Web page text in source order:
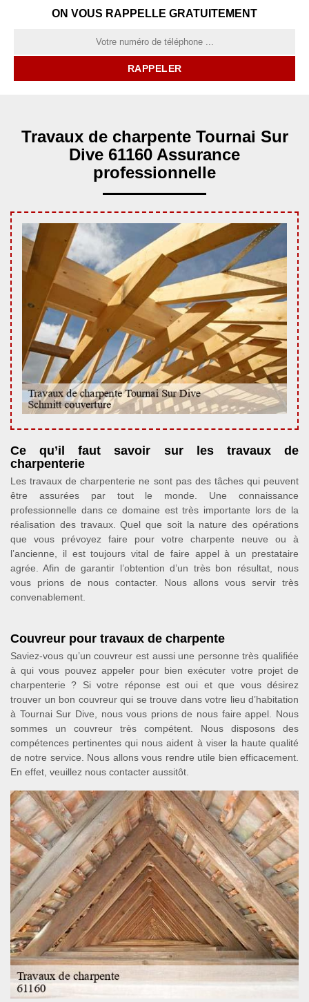
ON VOUS RAPPELLE GRATUITEMENT
Travaux de charpente Tournai Sur
Dive 61160 Assurance
professionnelle
Ce qu’il faut savoir sur les travaux de
charpenterie
Les travaux de charpenterie ne sont pas des tâches qui peuvent
être assurées par tout le monde. Une connaissance
professionnelle dans ce domaine est très importante lors de la
réalisation des travaux. Quel que soit la nature des opérations
que vous prévoyez faire pour votre charpente neuve ou à
l’ancienne, il est toujours vital de faire appel à un prestataire
agrée. Afin de garantir l’obtention d’un très bon résultat, nous
vous prions de nous contacter. Nous allons vous servir très
convenablement.
Couvreur pour travaux de charpente
Saviez-vous qu’un couvreur est aussi une personne très qualifiée
à qui vous pouvez appeler pour bien exécuter votre projet de
charpenterie ? Si votre réponse est oui et que vous désirez
trouver un bon couvreur qui se trouve dans votre lieu d’habitation
à Tournai Sur Dive, nous vous prions de nous faire appel. Nous
sommes un couvreur très compétent. Nous disposons des
compétences pertinentes qui nous aident à viser la haute qualité
de notre service. Nous allons vous rendre utile bien efficacement.
En effet, veuillez nous contacter aussitôt.